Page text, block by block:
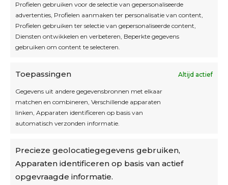
Profielen gebruiken voor de selectie van gepersonaliseerde
advertenties, Profielen aanmaken ter personalisatie van content,
Profielen gebruiken ter selectie van gepersonaliseerde content,
Diensten ontwikkelen en verbeteren, Beperkte gegevens
gebruiken om content te selecteren.
Toepassingen Altijd actief
Gegevens uit andere gegevensbronnen met elkaar
matchen en combineren, Verschillende apparaten
linken, Apparaten identificeren op basis van
automatisch verzonden informatie.
Precieze geolocatiegegevens gebruiken,
Apparaten identificeren op basis van actief
opgevraagde informatie.
Interesse in leuke kadotips of toffe acties?
Laat dan hier je mailadres achter.
Algemene voorwaarden
Cookiebeleid
Accountinstellingen